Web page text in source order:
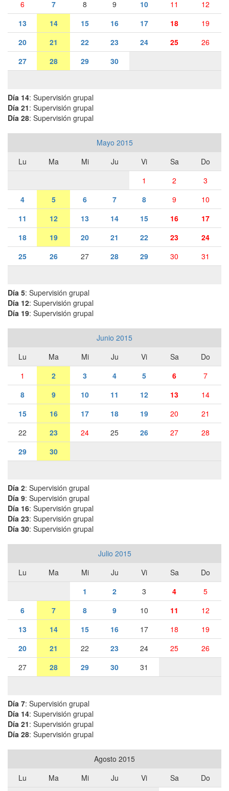
6
7 8 9 10 11
12
13
14 15 16 17 18
19
20
21 22 23 24 25
26
27
28 29 30
Día 14: Supervisión grupal
Día 21: Supervisión grupal
Día 28: Supervisión grupal
Mayo 2015
Lu
Ma Mi Ju Vi Sa
Do
1
2
3
4
5 6 7 8 9
10
11
12 13 14 15 16
17
18
19 20 21 22 23
24
25
26 27 28 29 30 31
Día 5: Supervisión grupal
Día 12: Supervisión grupal
Día 19: Supervisión grupal
Junio 2015
Lu
Ma Mi Ju Vi Sa
Do
1
2 3 4 5 6
7
8
9 10 11 12 13
14
15
16 17 18 19 20
21
22
23 24 25 26 27
28
29
30
Día 2: Supervisión grupal
Día 9: Supervisión grupal
Día 16: Supervisión grupal
Día 23: Supervisión grupal
Día 30: Supervisión grupal
Julio 2015
Lu
Ma Mi Ju Vi Sa
Do
1
2 3 4
5
6
7 8 9 10 11
12
13
14 15 16 17 18
19
20
21 22 23 24 25
26
27
28 29 30 31
Día 7: Supervisión grupal
Día 14: Supervisión grupal
Día 21: Supervisión grupal
Día 28: Supervisión grupal
Agosto 2015
Lu
Ma Mi Ju Vi Sa Do